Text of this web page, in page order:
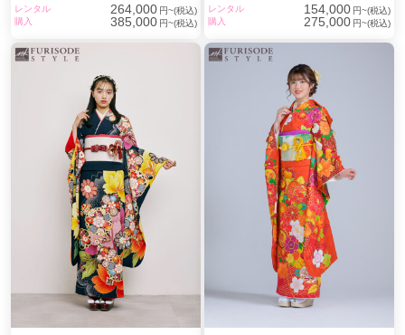
レンタル 264,000 円~(税込)
購入
385,000 円~(税込)
レンタル 154,000 円~(税込)
購入
275,000 円~(税込)